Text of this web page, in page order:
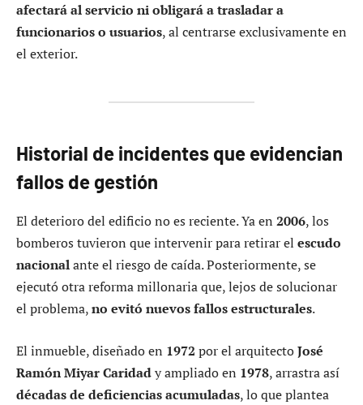
afectará al servicio ni obligará a trasladar a
funcionarios o usuarios, al centrarse exclusivamente en
el exterior.
Historial de incidentes que evidencian
fallos de gestión
El deterioro del edificio no es reciente. Ya en 2006, los
bomberos tuvieron que intervenir para retirar el escudo
nacionalante el riesgo de caída. Posteriormente, se
ejecutó otra reforma millonaria que, lejos de solucionar
el problema,no evitó nuevos fallos estructurales.
El inmueble, diseñado en 1972 por el arquitectoJosé
Ramón Miyar Caridady ampliado en 1978, arrastra así
décadas de deficiencias acumuladas, lo que plantea